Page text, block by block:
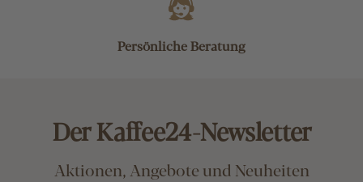
Persönliche Beratung
Der Kaffee24-Newsletter
Aktionen, Angebote und Neuheiten